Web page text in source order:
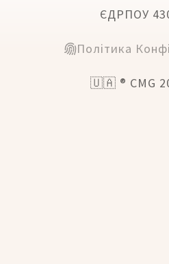
ЄДРПОУ
Політика
🇺🇦 ® CMG